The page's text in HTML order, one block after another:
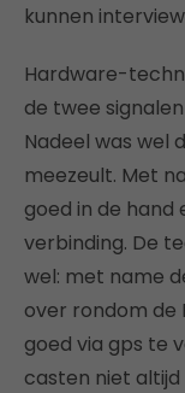
kunnen
Hardware-
de twee
Nadeel was wel
meezeult. Met
goed in de hand
verbinding. De
wel: met name
over rondom de
goed via gps te
casten niet altijd